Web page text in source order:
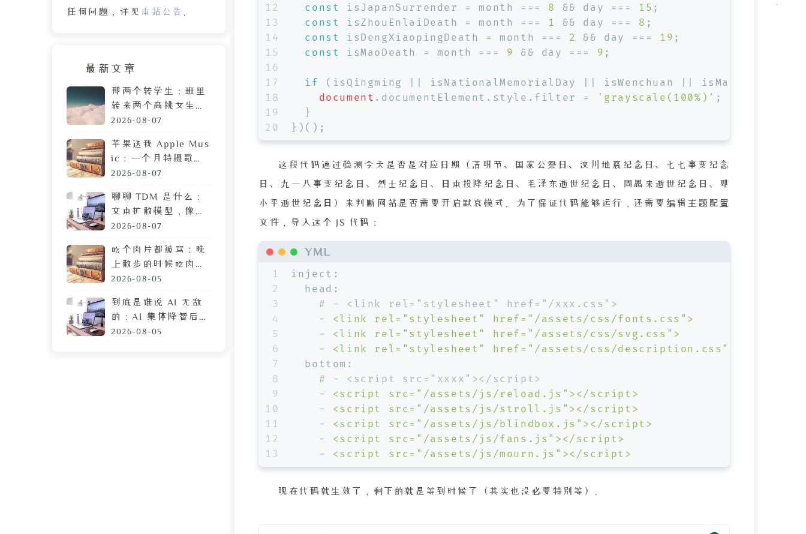
12
13
14
15
16
17
18
19
20
const
isJapanSurrender = month === 8 && day === 15 ;
const
isZhouEnlaiDeath = month === 1 && day === 8 ;
const
isDengXiaopingDeath = month === 2 && day === 19 ;
const
isMaoDeath = month === 9 && day === 9 ;
if
(isQingming || isNationalMemorialDay || isWenchuan ||
document . documentElement . style . filter = 'grayscale(100%)' ;
  }
})();
这段代码通过检测今天是否是对应日期（清明节、国家公祭日、汶川地震纪念日、七七事变纪念
日、九一八事变纪念日、烈士纪念日、日本投降纪念日、毛泽东逝世纪念日、周恩来逝世纪念日、邓
小平逝世纪念日）来判断网站是否需要开启默哀模式。为了保证代码能够运行，还需要编辑主题配置
文件，导入这个 JS 代码：
YML
1
2
3
4
5
6
7
8
9
10
11
12
13
inject:
head:
# - <link rel="stylesheet" href="/xxx.css">
-
<link rel="stylesheet"
href="/assets/css/fonts.css">
-
<link rel="stylesheet"
href="/assets/css/svg.css">
-
<link rel="stylesheet"
href="/assets/css/description.css">
bottom:
# - <script src="xxxx"></script>
-
<script
src="/assets/js/reload.js"></script>
-
<script
src="/assets/js/stroll.js"></script>
-
<script
src="/assets/js/blindbox.js"></script>
-
<script
src="/assets/js/fans.js"></script>
-
<script src="/assets/js/mourn.js"></script>
现在代码就生效了，剩下的就是等到时候了（其实也没必要特别等）。
任何问题，详见 本站公告
最新文章
那两个转学生：班里
转来两个高挑女生，
拷贝 MP3 居然是喜
2026-08-07
苹果送我 Apple Mus
ic：一个月特摄歌曲
搜索体验，让我果断
2026-08-07
聊聊 TDM 是什么：
文本扩散模型，像生
成图片一样生成文章
2026-08-07
吃个肉片都被骂：晚
上散步的时候吃肉
脯，遭陌生人鄙视的
2026-08-05
到底是谁说 AI 无敌
的：AI 集体降智后，
DeepSeek 让我彻底
2026-08-05